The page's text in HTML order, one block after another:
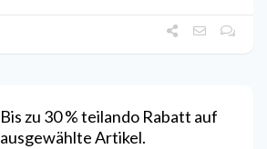
Bis zu 30 % teilando Rabatt auf
ausgewählte Artikel.